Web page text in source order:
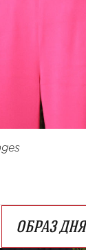
ОБРАЗ ДНЯ